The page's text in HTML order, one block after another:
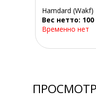
Hamdard
Вес нетто: 100
Временно нет